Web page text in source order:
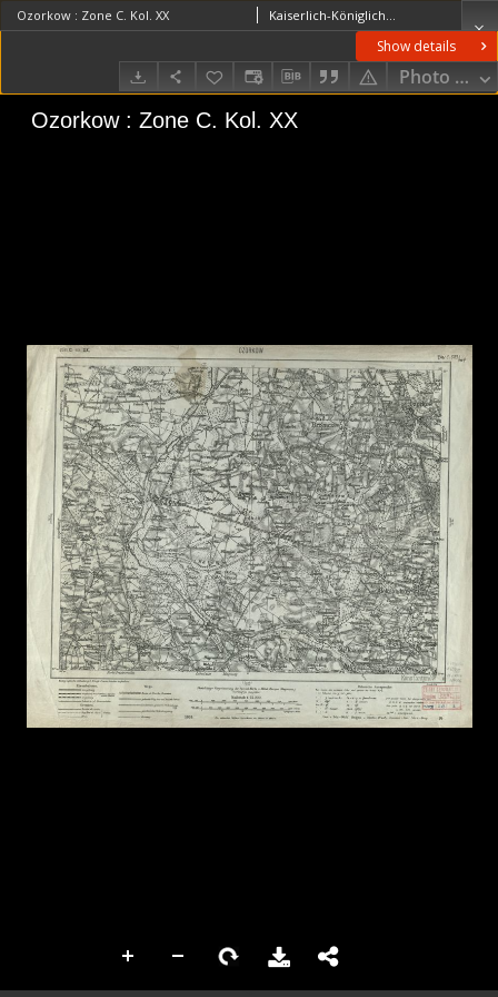
Show details
Photo
Ozorkow : Zone C. Kol. XX Kaiserlich-Königliches Militär-Geographisches Institut (Wiedeń). Instytucja sprawcza. Wydawca